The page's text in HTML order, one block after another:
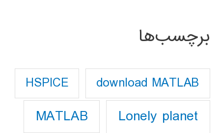
برچسب‌ها
download MATLAB
HSPICE
Lonely planet
MATLAB